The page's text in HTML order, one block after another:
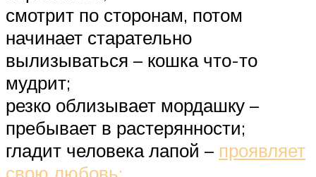
смотрит по сторонам, потом
начинает старательно
вылизываться – кошка что-то
мудрит;
резко облизывает мордашку –
пребывает в растерянности;
гладит человека лапой – проявляет